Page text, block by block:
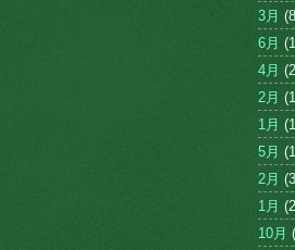
3月
6月
4月
2月
1月
5月
2月
1月
10月